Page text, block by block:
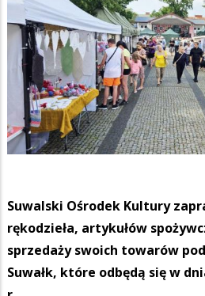
Suwalski Ośrodek Kultury
rękodzieła, artykułów
sprzedaży swoich towarów
Suwałk, które odbędą się w